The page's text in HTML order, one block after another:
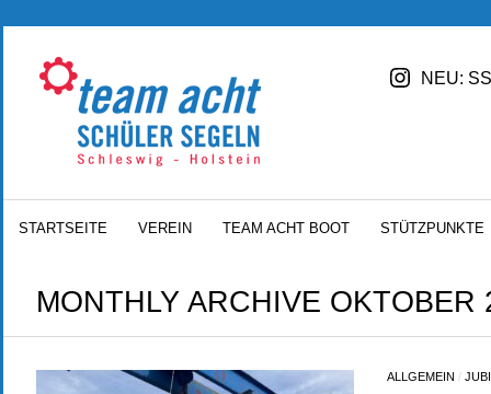
NEU:
STARTSEITE VEREIN TEAM ACHT BOOT STÜTZPUNKTE
MONTHLY ARCHIVE OKTOBER
ALLGEMEIN /